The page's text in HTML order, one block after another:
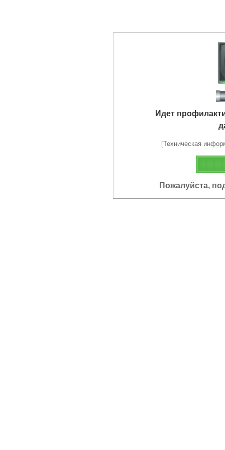
Идет
[Техническая
Пожалуйста,